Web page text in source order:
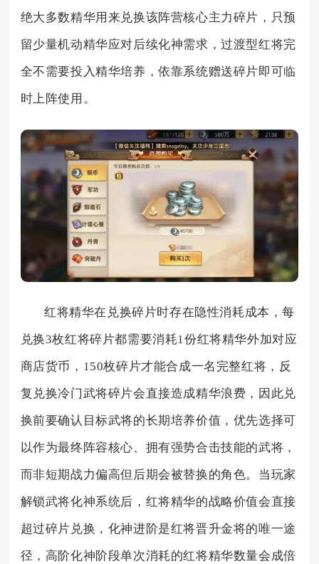
绝大多数精华用来兑换该阵营核心主力碎片，只预
留少量机动精华应对后续化神需求，过渡型红将完
全不需要投入精华培养，依靠系统赠送碎片即可临
时上阵使用。
红将精华在兑换碎片时存在隐性消耗成本，每
兑换3枚红将碎片都需要消耗1份红将精华外加对应
商店货币，150枚碎片才能合成一名完整红将，反
复兑换冷门武将碎片会直接造成精华浪费，因此兑
换前要确认目标武将的长期培养价值，优先选择可
以作为最终阵容核心、拥有强势合击技能的武将，
而非短期战力偏高但后期会被替换的角色。当玩家
解锁武将化神系统后，红将精华的战略价值会直接
超过碎片兑换，化神进阶是红将晋升金将的唯一途
径，高阶化神阶段单次消耗的红将精华数量会成倍